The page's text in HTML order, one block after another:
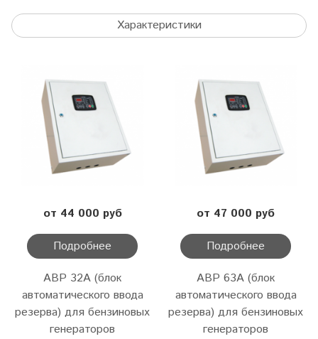
Характеристики
от 44 000 руб
Подробнее
АВР 32А (блок
автоматического ввода
резерва) для бензиновых
генераторов
от 47 000 руб
Подробнее
АВР 63А (блок
автоматического ввода
резерва) для бензиновых
генераторов